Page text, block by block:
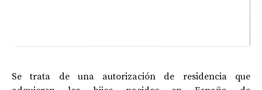
Se trata de una autorización de residencia que